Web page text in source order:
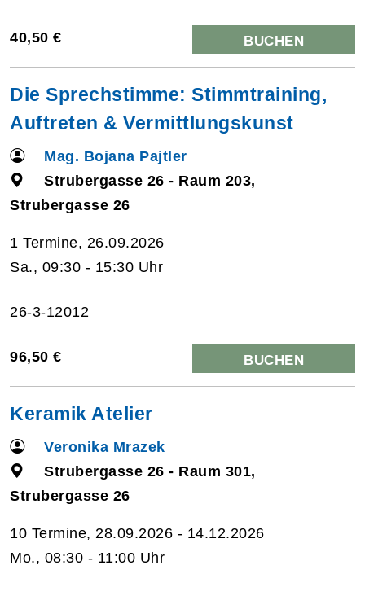
40,50 € BUCHEN
Die Sprechstimme: Stimmtraining,
Auftreten & Vermittlungskunst
Mag. Bojana Pajtler
Strubergasse 26 - Raum 203,
Strubergasse 26
1 Termine, 26.09.2026
Sa., 09:30 - 15:30 Uhr
26-3-12012
96,50 € BUCHEN
Keramik Atelier
Veronika Mrazek
Strubergasse 26 - Raum 301,
Strubergasse 26
10 Termine, 28.09.2026 - 14.12.2026
Mo., 08:30 - 11:00 Uhr